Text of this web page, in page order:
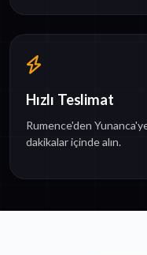
Hızlı Teslimat
Rumence'den
dakikalar içinde alın.